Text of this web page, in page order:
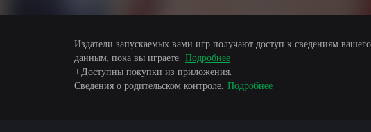
Издатели запускаемых вами игр получают доступ к сведениям
данным, пока вы играете. Подробнее
+Доступны покупки из приложения.
Сведения о родительском контроле. Подробнее